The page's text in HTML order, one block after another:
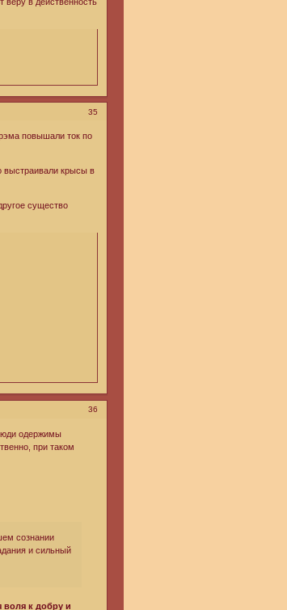
35
повышали ток по
выстраивали крысы в
существо
36
одержимы
при таком
сознании
и сильный
воля к добру и